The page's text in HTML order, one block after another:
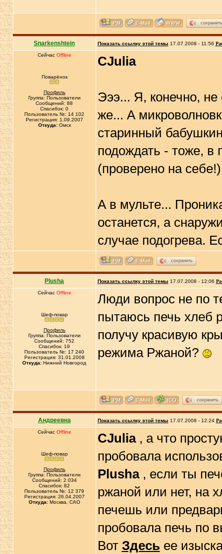
сохранить
Snarkenshtein Показать ссылку этой темы 17.07.2008 - 11:56
Сейчас Offline
Поварёнок
Профиль
Группа: Пользователи
Сообщений: 88
Спасибок: 0
Пользователь №: 14 102
Регистрация: 1.09.2007
Откуда:Омск
CJulia
Эээ... Я, конечно, не
же... А
старинный
подождать - тоже, в
(проверено на
А в мульте...
останется, а
случае подогрева.
сохранить
Plusha Показать ссылку этой темы 17.07.2008 - 12:06
Сейчас Offline
Шеф-повар
Профиль
Группа: Пользователи
Сообщений: 752
Спасибок: 19
Пользователь №: 17 240
Регистрация: 31.01.2008
Откуда: Нижний Новгород
Люди вопрос не по
пытаюсь печь хлеб
получу красивую
режима Ржаной?
сохранить
Андреевна Показать ссылку этой темы 17.07.2008 - 12:24
Сейчас Offline
Шеф-повар
Профиль
Группа: Пользователи
Сообщений: 2 034
Спасибок: 82
Пользователь №: 12 379
Регистрация: 26.04.2007
Откуда:Москва, САО
CJulia, а что
пробовала
Plusha, если ты
ржаной или нет, на
печешь или
пробовала печь по
Вот Здесь ее